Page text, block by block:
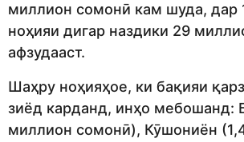
миллион сомонӣ кам шуда, дар
ноҳияи дигар наздики 29
афзудааст.
Шаҳру ноҳияҳое, ки бақияи
зиёд карданд, инҳо мебошанд:
миллион сомонӣ), Кӯшониён